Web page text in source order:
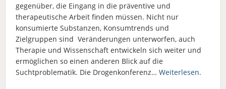
gegenüber, die Eingang in die präventive und
therapeutische Arbeit finden müssen. Nicht nur
konsumierte Substanzen, Konsumtrends und
Zielgruppen sind Veränderungen unterworfen, auch
Therapie und Wissenschaft entwickeln sich weiter und
ermöglichen so einen anderen Blick auf die
Suchtproblematik. Die Drogenkonferenz… Weiterlesen.